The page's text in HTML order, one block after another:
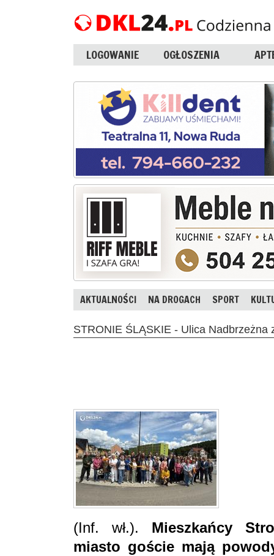
LOGOWANIE OGŁOSZENIA
AKTUALNOŚCI NA DROGACH SPORT
STRONIE ŚLĄSKIE - Ulica Nadbrzeżna
(Inf. wł.). Mieszkańcy
miasto goście mają